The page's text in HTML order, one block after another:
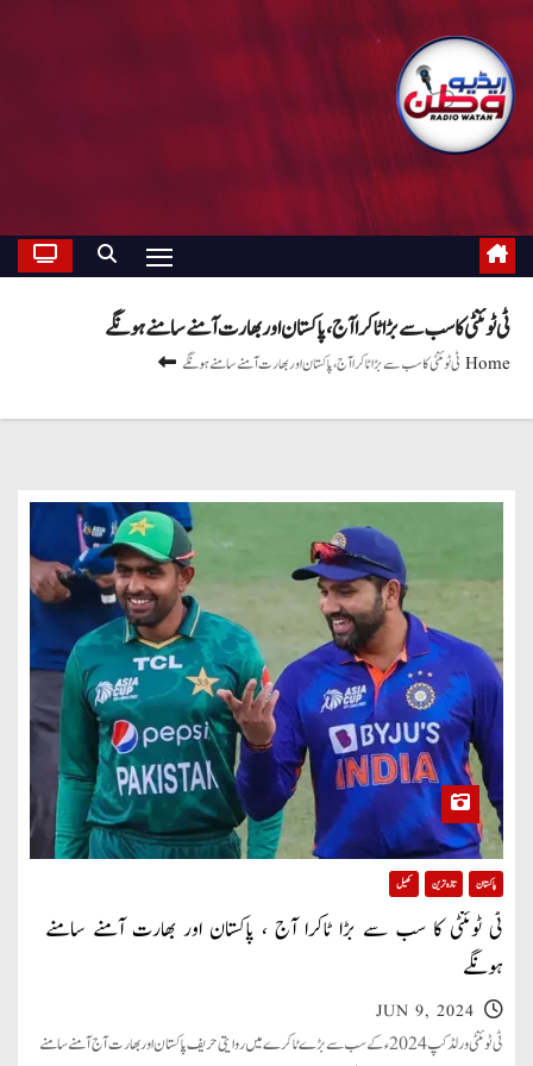
ٹی ٹوئنٹی کا سب سے بڑا ٹاکرا آج ، پاکستان اور بھارت آمنے سامنے ہونگے
Homeٹی ٹوئنٹی کا سب سے بڑا ٹاکرا آج ، پاکستان اور بھارت آمنے سامنے ہونگے
پاکستان تازہ ترین کھیل
ٹی ٹوئنٹی کا سب سے بڑا ٹاکرا آج ، پاکستان اور بھارت آمنے سامنے
ہونگے
JUN 9, 2024
ٹی ٹوئنٹی ورلڈ کپ 2024ء کے سب سے بڑے ٹاکرے میں روایتی حریف پاکستان اور بھارت آج آمنے سامنے